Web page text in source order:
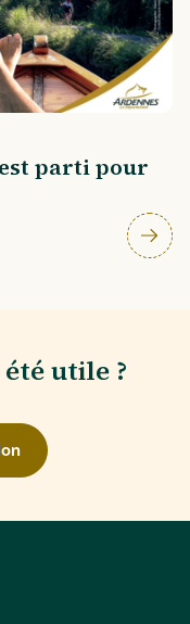
parti pour
utile ?